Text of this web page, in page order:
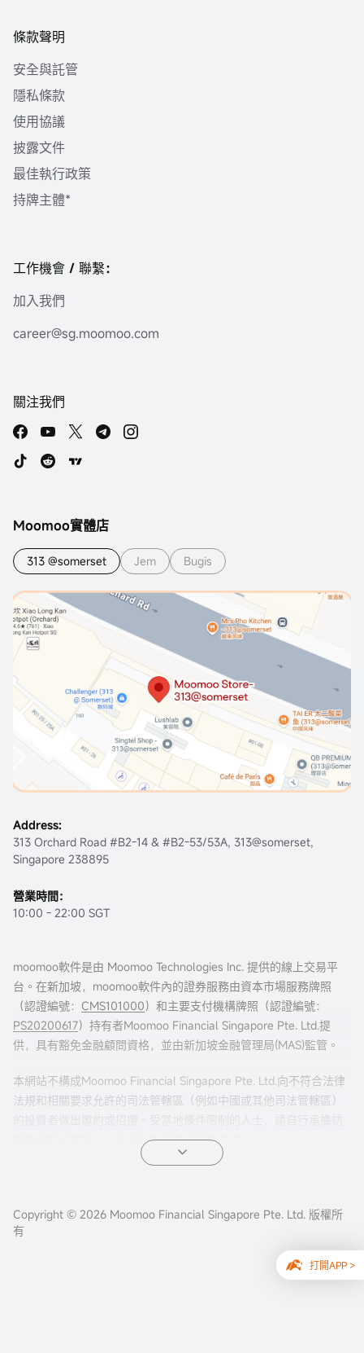
打開APP >
條款聲明
安全與託管
隱私條款
使用協議
披露文件
最佳執行政策
持牌主體*
工作機會 / 聯繫：
加入我們
career@sg.moomoo.com
關注我們
Moomoo實體店
313 @somerset Jem Bugis
Address:
313 Orchard Road #B2-14 & #B2-53/53A, 313@somerset,
Singapore 238895
營業時間：
10:00 - 22:00 SGT
moomoo軟件是由 Moomoo Technologies Inc. 提供的線上交易平
台。在新加坡，moomoo軟件內的證券服務由資本市場服務牌照
（認證編號： CMS101000）和主要支付機構牌照（認證編號：
PS20200617）持有者Moomoo Financial Singapore Pte. Ltd.提
供，具有豁免金融顧問資格，並由新加坡金融管理局(MAS)監管。
本網站不構成Moomoo Financial Singapore Pte. Ltd.向不符合法律
法規和相關要求允許的司法管轄區（例如中國或其他司法管轄區）
問本網站的風險，並且您有責任遵守當地法律。
公司地址：新加坡濱海灣金融中心二座#31-01 moomoo證
Copyright © 2026 Moomoo Financial Singapore Pte. Ltd. 版權所
有